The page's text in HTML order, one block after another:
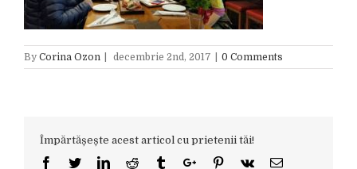
By Corina Ozon decembrie 2nd, 2017 0 Comments
Împărtășește acest articol cu prietenii tăi!
Facebook
TwitterLinkedinReddit TumblrGoogle+Pinterest
Vk Email